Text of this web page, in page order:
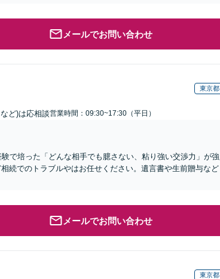
メールでお問い合わせ
東京都
ど)は応相談営業時間：09:30~17:30（平日）
で培った「どんな相手でも臆さない、粘り強い交渉力」が強
続でのトラブルやはお任せください。遺言書や生前贈与など
メールでお問い合わせ
東京都